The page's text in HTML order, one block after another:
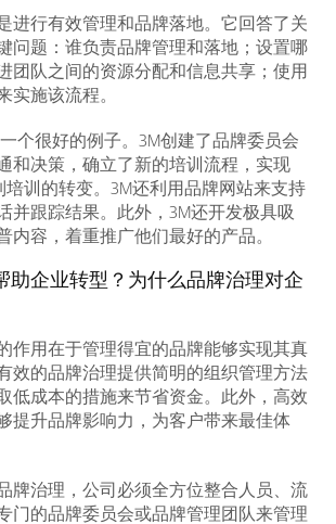
进行有效管理和品牌落地。它回答了关
问题：谁负责品牌管理和落地；设置哪
团队之间的资源分配和信息共享；使用
实施该流程。
个很好的例子。3M创建了品牌委员会
和决策，确立了新的培训流程，实现
培训的转变。3M还利用品牌网站来支持
并跟踪结果。此外，3M还开发极具吸
内容，着重推广他们最好的产品。
助企业转型？为什么品牌治理对企
作用在于管理得宜的品牌能够实现其真
效的品牌治理提供简明的组织管理方法
低成本的措施来节省资金。此外，高效
提升品牌影响力，为客户带来最佳体
牌治理，公司必须全方位整合人员、流
门的品牌委员会或品牌管理团队来管理